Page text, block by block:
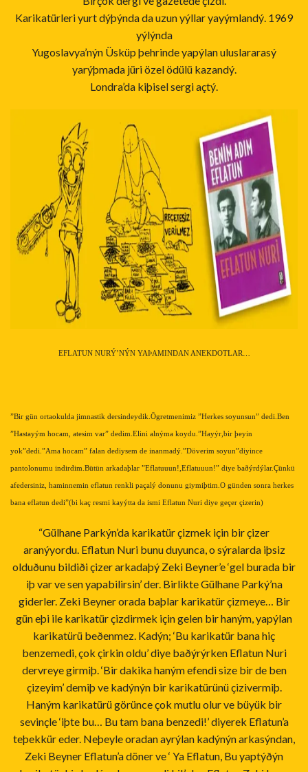
Karikatürleri yurt dýþýnda da uzun yýllar yayýmlandý. 1969
yýlýnda
Yugoslavya’nýn Üsküp þehrinde yapýlan uluslararasý
yarýþmada jüri özel ödülü kazandý.
Londra’da kiþisel sergi açtý.
EFLATUN NURÝ’NÝN YAÞAMINDAN ANEKDOTLAR…
”Bir gün ortaokulda jimnastik dersindeydik.Ögretmenimiz ”Herkes soyunsun” dedi.Ben
”Hastayým hocam, atesim var” dedim.Elini alnýma koydu.”Hayýr,bir þeyin
yok”dedi.”Ama hocam” falan dediysem de inanmadý.”Döverim soyun”diyince
pantolonumu indirdim.Bütün arkadaþlar ”Eflatuuun!,Eflatuuun!” diye baðýrdýlar.Çünkü
afedersiniz, haminnemin eflatun renkli paçalý donunu giymiþtim.O günden sonra herkes
bana eflatun dedi”(bi kaç resmi kayýtta da ismi Eflatun Nuri diye geçer çizerin)
“Gülhane Parkýn’da karikatür çizmek için bir çizer
aranýyordu. Eflatun Nuri bunu duyunca, o sýralarda iþsiz
olduðunu bildiði çizer arkadaþý Zeki Beyner’e ‘gel burada bir
iþ var ve sen yapabilirsin’ der. Birlikte Gülhane Parký’na
giderler. Zeki Beyner orada baþlar karikatür çizmeye… Bir
gün eþi ile karikatür çizdirmek için gelen bir haným, yapýlan
karikatürü beðenmez. Kadýn; ‘Bu karikatür bana hiç
benzemedi, çok çirkin oldu’ diye baðýrýrken Eflatun Nuri
dervreye girmiþ. ‘Bir dakika haným efendi size bir de ben
çizeyim’ demiþ ve kadýnýn bir karikatürünü çizivermiþ.
Haným karikatürü görünce çok mutlu olur ve büyük bir
sevinçle ‘iþte bu… Bu tam bana benzedi!’ diyerek Eflatun’a
teþekkür eder. Neþeyle oradan ayrýlan kadýnýn arkasýndan,
Zeki Beyner Eflatun’a döner ve ‘ Ya Eflatun, Bu yaptýðýn